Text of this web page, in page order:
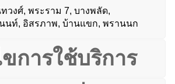
วงศ์, พระราม 7, บางพลัด,
นท์, อิสรภาพ, บ้านแขก, พรานนก
ขการใช้บริการ